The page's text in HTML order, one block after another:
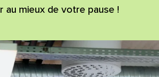
au mieux de votre pause !